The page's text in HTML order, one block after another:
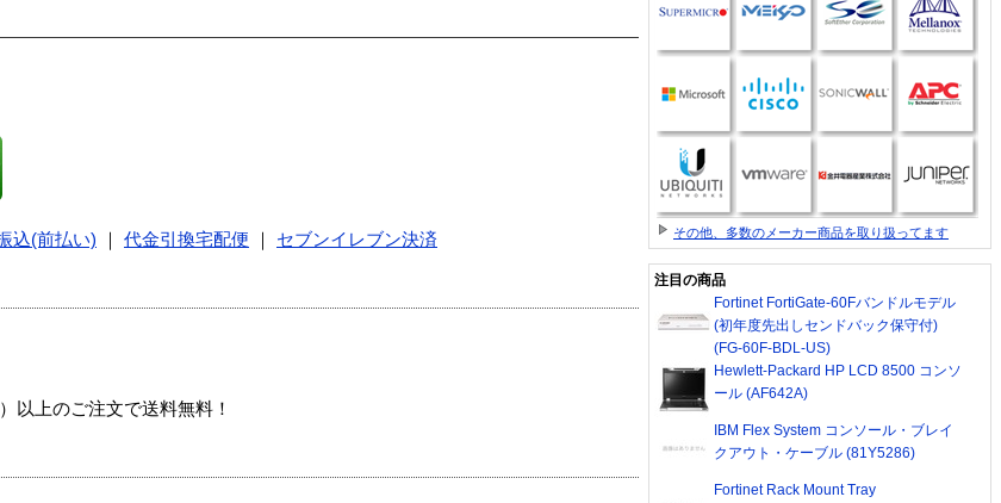
込(前払い) 代金引換宅配便
セブンイレブン決済
以上のご注文で送料無料！
その他、多数のメーカー商品を取り扱ってます
注目の商品
Fortinet FortiGate-60Fバンドルモデル
(初年度先出しセンドバック保守付)
(FG-60F-BDL-US)
Hewlett-Packard HP LCD 8500 コンソ
ール (AF642A)
IBM Flex System コンソール・ブレイ
クアウト・ケーブル (81Y5286)
Fortinet Rack Mount Tray